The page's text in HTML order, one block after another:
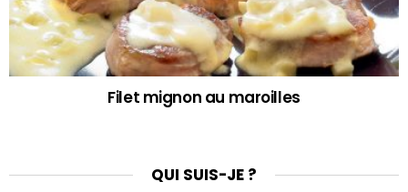
Filet mignon au maroilles
QUI SUIS-JE ?